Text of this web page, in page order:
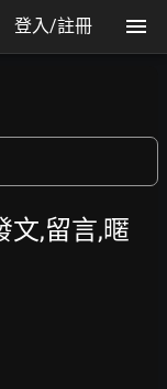
登入/註冊
文,留言,暱